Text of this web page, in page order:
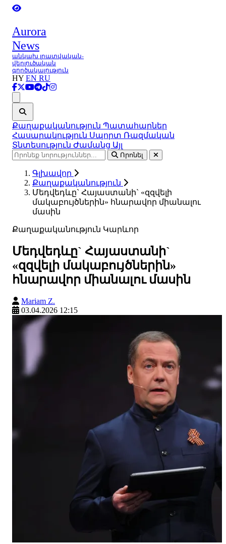
Aurora
News
անկախ լրատվական-
վերլուծական
գործակալություն
HY EN RU
Քաղաքականություն Պատահարներ
Հասարակություն Սպորտ Ռազմական
Տնտեսություն Ժամանց Այլ
Որոնել
Գլխավոր
Քաղաքականություն
Մեդվեդևը` Հայաստանի` «զզվելի
մակաբույծներին» հնարավոր միանալու
մասին
Քաղաքականություն Կարևոր
Մեդվեդևը` Հայաստանի`
«զզվելի մակաբույծներին»
հնարավոր միանալու մասին
Mariam Z.
03.04.2026 12:15